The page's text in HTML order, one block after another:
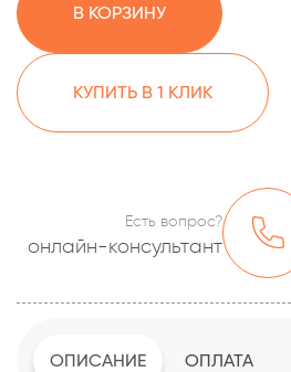
В КОРЗИНУ
КУПИТЬ В 1 КЛИК
Есть вопрос?
онлайн-консультант
ОПИСАНИЕ ОПЛАТА